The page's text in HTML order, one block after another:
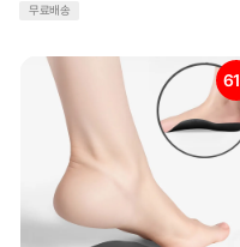
무료배송
61